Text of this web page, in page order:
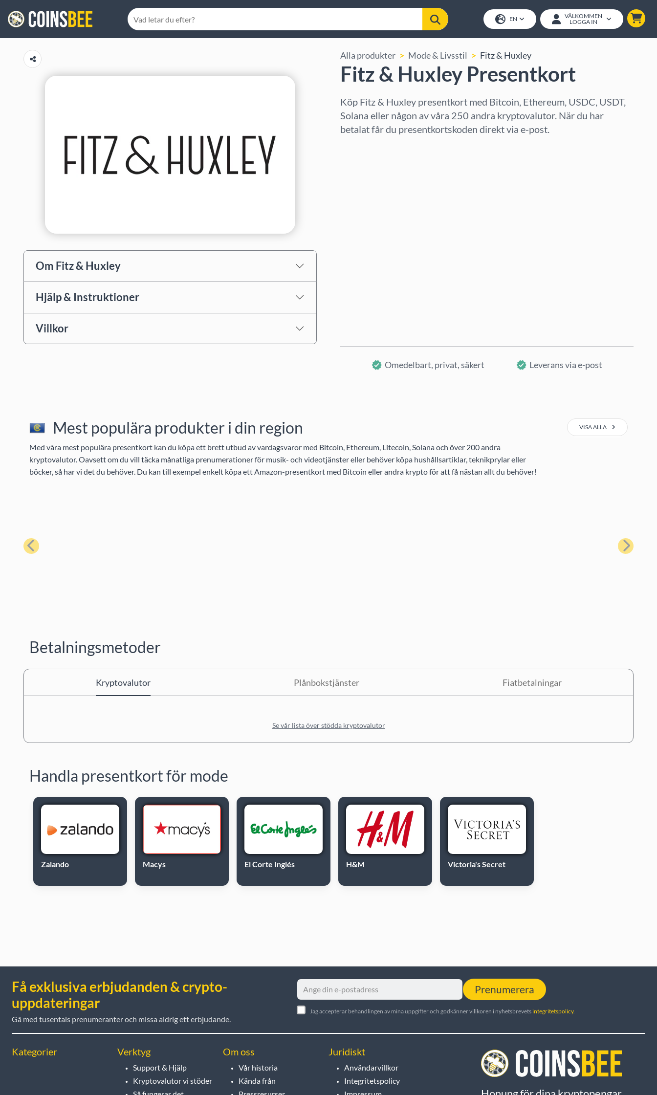
EN
VÄLKOMMEN
LOGGA IN
Om Fitz & Huxley
Hjälp & Instruktioner
Villkor
Alla produkter Mode & Livsstil Fitz & Huxley
Fitz & Huxley Presentkort
Köp Fitz & Huxley presentkort med Bitcoin, Ethereum, USDC, USDT,
Solana eller någon av våra 250 andra kryptovalutor. När du har
betalat får du presentkortskoden direkt via e-post.
Omedelbart, privat, säkert Leverans via e-post
Mest populära produkter i din region
Med våra mest populära presentkort kan du köpa ett brett utbud av vardagsvaror med Bitcoin, Ethereum, Litecoin, Solana och över 200 andra
kryptovalutor. Oavsett om du vill täcka månatliga prenumerationer för musik- och videotjänster eller behöver köpa hushållsartiklar, teknikprylar eller
böcker, så har vi det du behöver. Du kan till exempel enkelt köpa ett Amazon-presentkort med Bitcoin eller andra krypto för att få nästan allt du behöver!
VISA ALLA
Föregående Nästa
Betalningsmetoder
Kryptovalutor Plånbokstjänster Fiatbetalningar
Se vår lista över stödda kryptovalutor
Handla presentkort för mode
Zalando Macys El Corte Inglés H&M Victoria's Secret
Få exklusiva erbjudanden & crypto-
uppdateringar
Gå med tusentals prenumeranter och missa aldrig ett erbjudande.
Prenumerera
Jag accepterar behandlingen av mina uppgifter och godkänner villkoren i nyhetsbrevets integritetspolicy.
Kategorier Verktyg
Support & Hjälp
Kryptovalutor vi stöder
Om oss
Vår historia
Kända från
Juridiskt
Användarvillkor
Integritetspolicy